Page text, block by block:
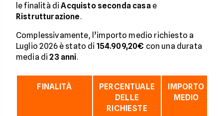
le finalità diAcquisto seconda casae
Ristrutturazione.
Complessivamente, l’importo medio richiesto a
Luglio 2026 è stato di 154.909,20€ con una durata
media di23 anni.
FINALITÀ
PERCENTUALE
DELLE
RICHIESTE
IMPORTO
MEDIO